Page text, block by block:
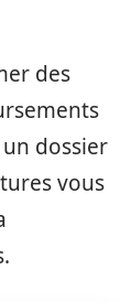
des
dossier
vous